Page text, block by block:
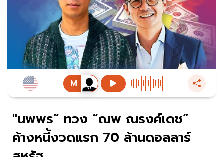
"นพพร” ทวง “ณพ ณรงค์เดช”
ค้างหนี้งวดแรก 70 ล้านดอลลาร์